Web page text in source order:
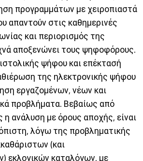
προγραμμάτων με χειροπιαστά
απαντούν στις καθημερινές
και περιορισμός της
αποξενώνει τους ψηφοφόρους.
ψήφου και επέκτασή
της ηλεκτρονικής ψήφου
εργαζομένων, νέων και
προβλήματα. Βεβαίως από
η ανάλυση με όρους αποχής, είναι
λόγω της προβληματικής
(και